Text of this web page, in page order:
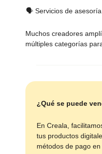
🗣 Servicios de
Muchos creadores
múltiples categorías
¿Qué se puede
En Creala,
tus productos
métodos de pago